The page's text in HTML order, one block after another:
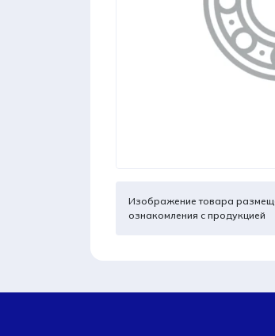
Изображение товара
ознакомления с продукцией